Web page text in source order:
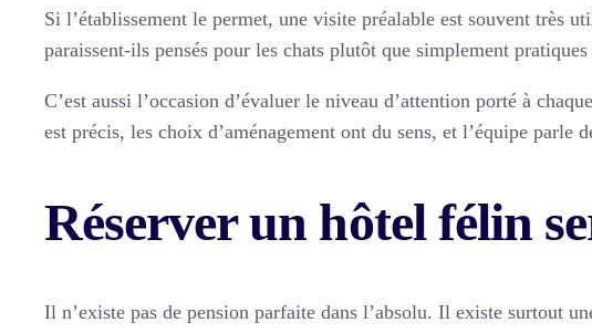
Si l’établissement le permet, une visite préalable est souvent très
paraissent-ils pensés pour les chats plutôt que simplement
C’est aussi l’occasion d’évaluer le niveau d’attention porté à
est précis, les choix d’aménagement ont du sens, et l’équipe parle
Réserver un hôtel félin
Il n’existe pas de pension parfaite dans l’absolu. Il existe surtout